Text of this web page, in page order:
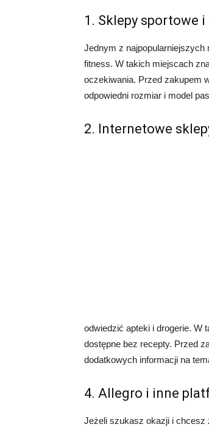
1. Sklepy sportowe
Jednym z
fitness. W takich miejscach
oczekiwania. Przed zakupem
odpowiedni rozmiar i model
2. Internetowe
odwiedzić apteki i drogerie. W
dostępne bez recepty. Przed
dodatkowych informacji na
4. Allegro i inne
Jeżeli szukasz okazji i chcesz